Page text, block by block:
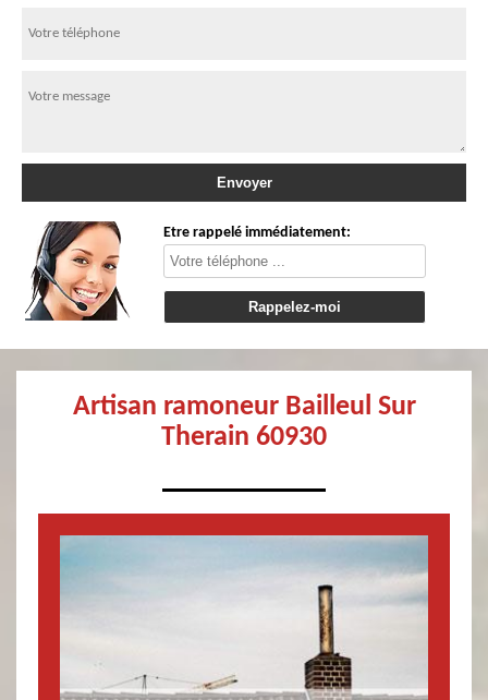
Etre rappelé immédiatement:
Artisan ramoneur Bailleul Sur
Therain 60930